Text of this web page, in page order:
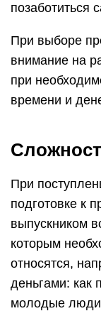
позаботиться
При выборе
внимание на
при
времени и
При
подготовке к
выпускником
которым
относятся,
деньгами: как
молодые люди